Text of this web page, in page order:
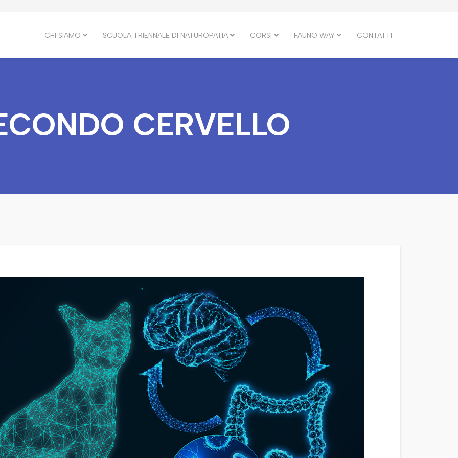
CHI SIAMO SCUOLA TRIENNALE DI NATUROPATIA CORSI FAUNO WAY CONTATTI
CERVELLO